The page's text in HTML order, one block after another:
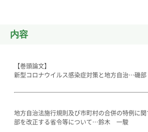
内容
【巻頭論文】
新型コロナウイルス感染症対策と地方自治…磯
地方自治法施行規則及び市町村の合併の特例に
部を改正する省令等について…鈴木 一駿